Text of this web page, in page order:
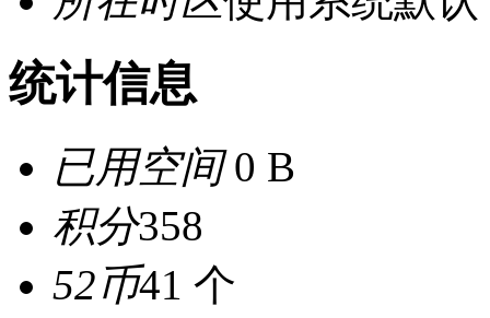
统计信息
已用空间0 B
积分358
52币41 个